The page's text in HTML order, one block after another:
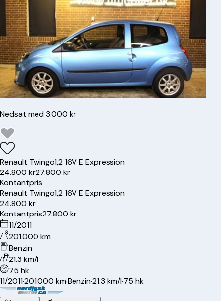
Nedsat med 3.000 kr
Renault Twingo1,2 16V E Expression
24.800 kr27.800 kr
Kontantpris
Renault Twingo1,2 16V E Expression
24.800 kr
Kontantpris27.800 kr
11/2011
201.000 km
Benzin
21.3 km/l
75 hk
11/2011·201.000 km·Benzin·21.3 km/l·75 hk